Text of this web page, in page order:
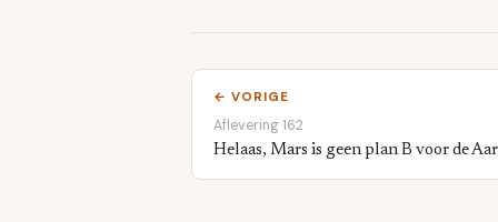
← VORIGE
Aflevering 162
Helaas, Mars is geen plan B voor de